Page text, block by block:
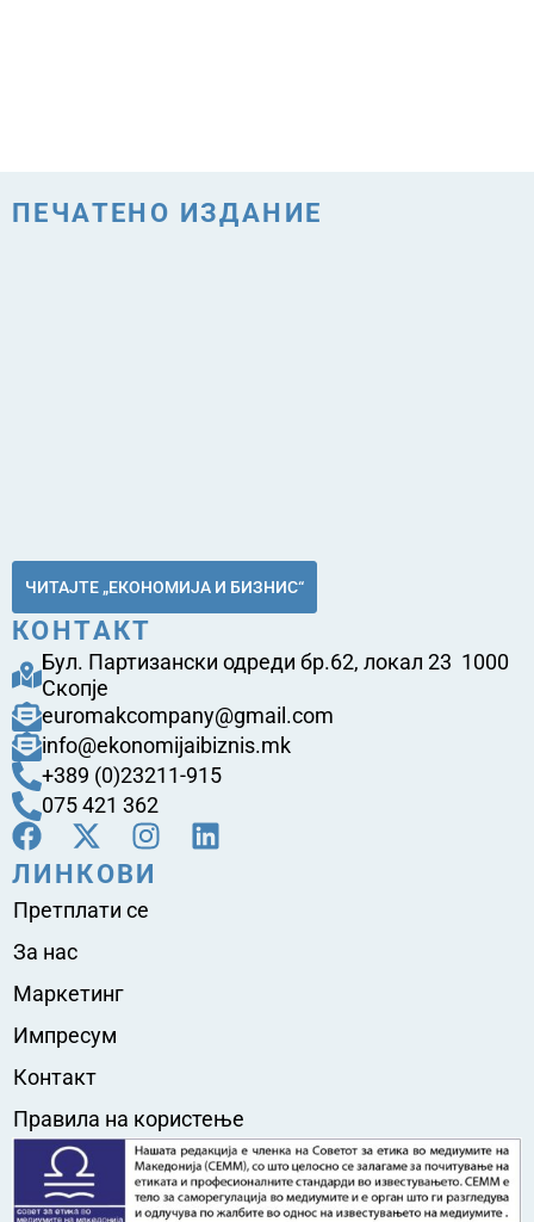
ПЕЧАТЕНО ИЗДАНИЕ
ЧИТАЈТЕ „ЕКОНОМИЈА И БИЗНИС“
КОНТАКТ
Бул. Партизански одреди бр.62, локал 23 1000
Скопје
euromakcompany@gmail.com
info@ekonomijaibiznis.mk
+389 (0)23211-915
075 421 362
ЛИНКОВИ
Претплати се
За нас
Маркетинг
Импресум
Контакт
Правила на користење